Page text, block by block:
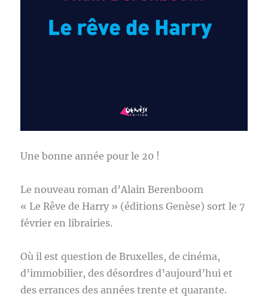
Une bonne année pour le 20 !
Le nouveau roman d’Alain Berenboom
« Le Rêve de Harry » (éditions Genèse) sort le 7
février en librairies.
Où il est question de Bruxelles, de cinéma,
d’immobilier, des désordres d’aujourd’hui et
des errances des années trente et quarante.